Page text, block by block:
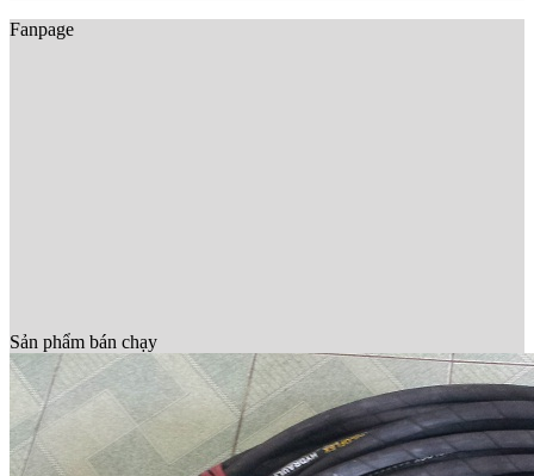
Fanpage
Sản phẩm bán chạy